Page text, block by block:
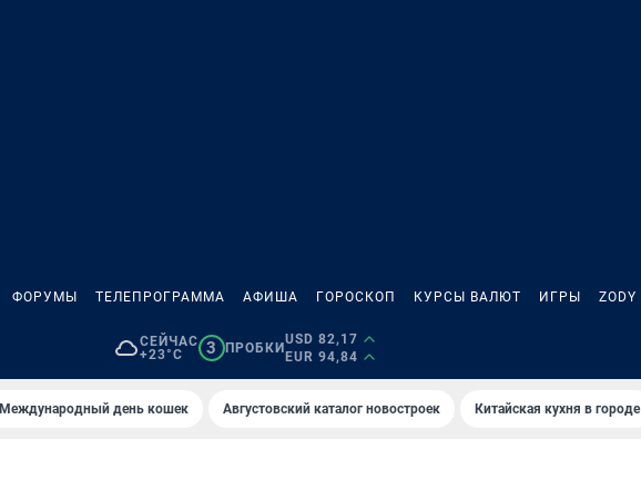
ФОРУМЫ ТЕЛЕПРОГРАММА АФИША ГОРОСКОП КУРСЫ ВАЛЮТ ИГРЫ ZODY
СЕЙЧАС
+23°C
3 ПРОБКИ
USD 82,17
EUR 94,84
Международный день кошек Августовский каталог новостроек Китайская кухня в городе